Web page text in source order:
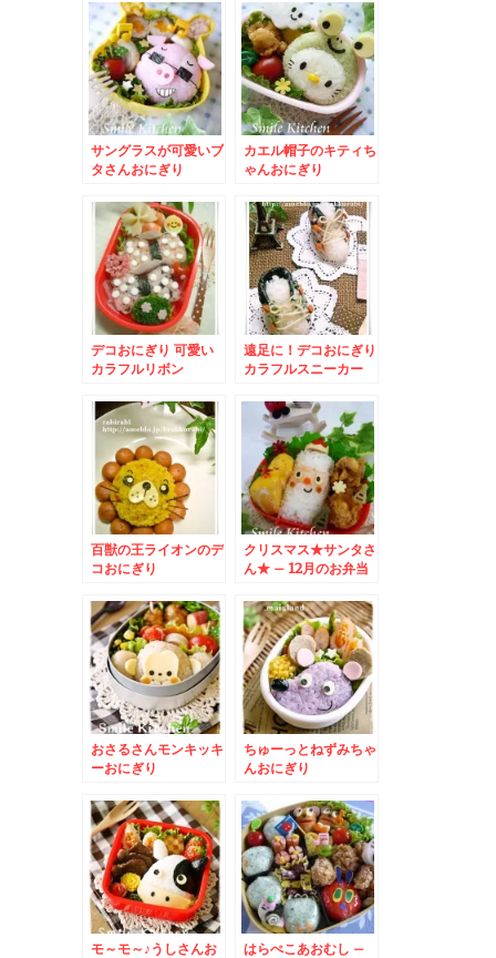
サングラスが可愛いブ
タさんおにぎり
カエル帽子のキティち
ゃんおにぎり
デコおにぎり 可愛い
カラフルリボン
遠足に！デコおにぎり
カラフルスニーカー
百獣の王ライオンのデ
コおにぎり
クリスマス★サンタさ
ん★ – 12月のお弁当
まり☆
おさるさんモンキッキ
ーおにぎり
ちゅーっとねずみちゃ
んおにぎり
モ～モ～♪うしさんお
はらぺこあおむし –